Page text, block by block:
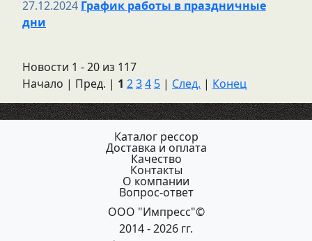
27.12.2024 График работы в праздничные
дни
Новости 1 - 20 из 117
Начало | Пред. | 1 234 5 | След. | Конец
Каталог рессор
Доставка и оплата
Качество
Контакты
О компании
Вопрос-ответ
ООО "Импресс"©
2014 - 2026 гг.